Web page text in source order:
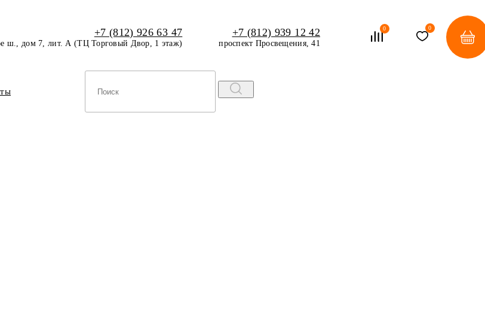
+7 (812) 926 63 47
ш., дом 7, лит. А (ТЦ Торговый Двор, 1 этаж)
+7 (812) 939 12 42
проспект Просвещения, 41
0 0